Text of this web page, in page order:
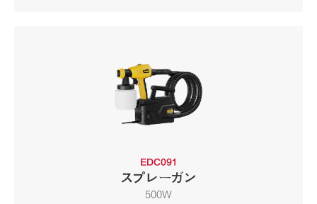
EDC091
スプレーガン
500W